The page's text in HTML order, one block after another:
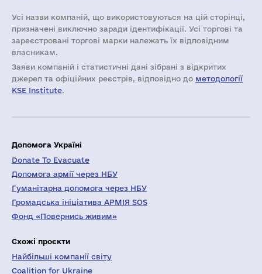
Усі назви компаній, що використовуються на цій сторінці,
призначені виключно заради ідентифікації. Усі торгові та
зареєстровані торгові марки належать їх відповідним
власникам.
Заяви компаній i статистичні дані зібрані з відкритих
джерел та офіційних реєстрів, відповідно до методології
KSE Institute.
Допомога Україні
Donate To Evacuate
Допомога армії через НБУ
Гуманітарна допомога через НБУ
Громадська ініціатива АРМІЯ SOS
Фонд «Повернись живим»
Схожі проєкти
Найбільші компанії світу
Coalition for Ukraine